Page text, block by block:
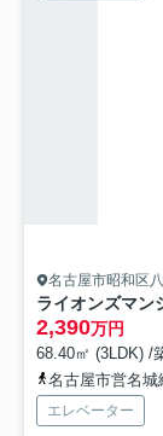
名古屋市昭和区
ライオンズマン
2,390万円
68.40㎡ (3LDK) /
名古屋市営名
エレベーター